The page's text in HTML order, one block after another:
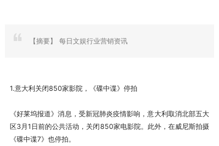
【摘要】 每日文娱行业营销资讯
1.意大利关闭850家影院，《碟中谍》停拍
《好莱坞报道》消息，受新冠肺炎疫情影响，意大利取消北部五大
区3月1日前的公共活动，关闭850家电影院。此外，在威尼斯拍摄
《碟中谍7》也停拍。